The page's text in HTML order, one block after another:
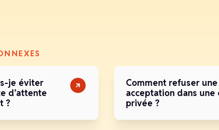
je éviter
d’attente
?
Comment refuser une
acceptation dans une
privée ?